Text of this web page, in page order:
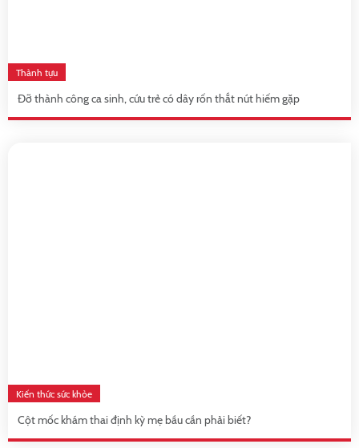
Thành tựu
Đỡ thành công ca sinh, cứu trẻ có dây rốn thắt nút hiếm gặp
Kiến thức sức khỏe
Cột mốc khám thai định kỳ mẹ bầu cần phải biết?